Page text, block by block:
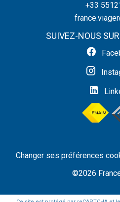
+33
SUIVEZ-NOUS
Changer ses préférences
©2026